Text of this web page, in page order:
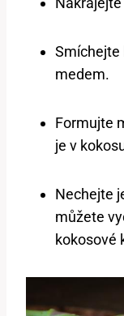
Smíchejte
medem.
Formujte
je v
Nechejte
můžete
kokosové